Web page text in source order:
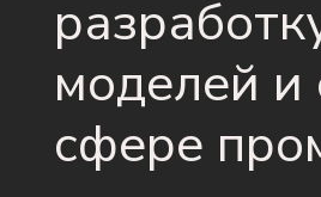
моделей и
сфере